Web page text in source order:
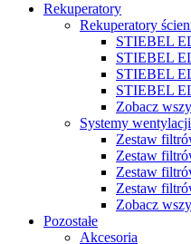
Rekuperatory
Rekuperatory
STIEBEL
STIEBEL
STIEBEL
STIEBEL
Zobacz
Systemy
Zestaw
Zestaw
Zestaw
Zestaw
Zobacz
Pozostałe
Akcesoria